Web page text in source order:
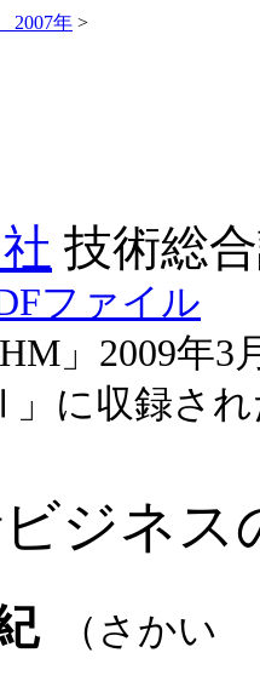
2007年 >
技術総
ファイル
」 2009年3
」に収録さ
ジネス
（さか